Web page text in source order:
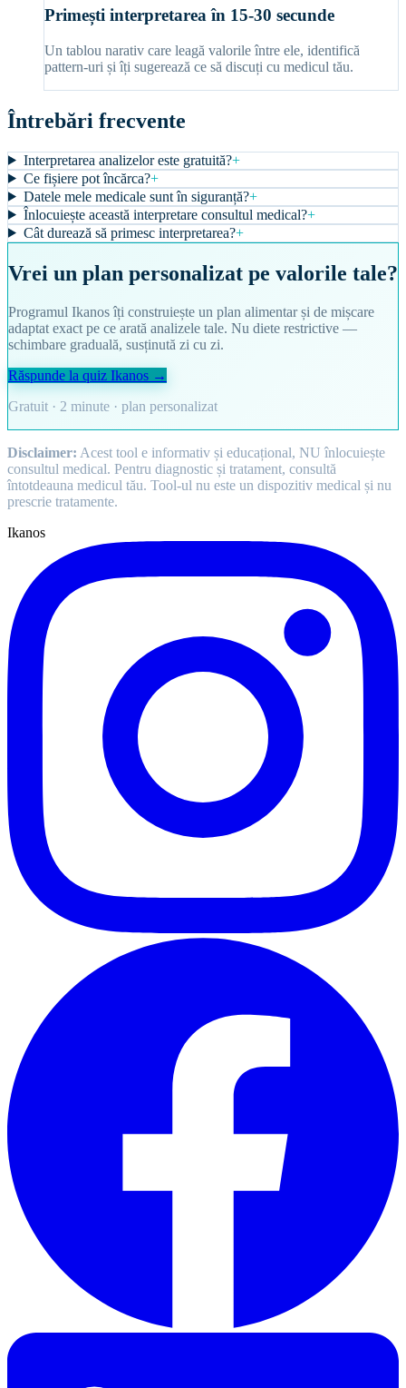
Primești interpretarea în 15-30 secunde
Un tablou narativ care leagă valorile între ele, identifică
pattern-uri și îți sugerează ce să discuți cu medicul tău.
Întrebări frecvente
Interpretarea analizelor este gratuită?+
Ce fișiere pot încărca?+
Datele mele medicale sunt în siguranță?+
Înlocuiește această interpretare consultul medical?+
Cât durează să primesc interpretarea?+
Vrei un plan personalizat pe valorile tale?
Programul Ikanos îți construiește un plan alimentar și de mișcare
adaptat exact pe ce arată analizele tale. Nu diete restrictive —
schimbare graduală, susținută zi cu zi.
Răspunde la quiz Ikanos →
Gratuit · 2 minute · plan personalizat
Disclaimer: Acest tool e informativ și educațional, NU înlocuiește
consultul medical. Pentru diagnostic și tratament, consultă
întotdeauna medicul tău. Tool-ul nu este un dispozitiv medical și nu
prescrie tratamente.
Ikanos